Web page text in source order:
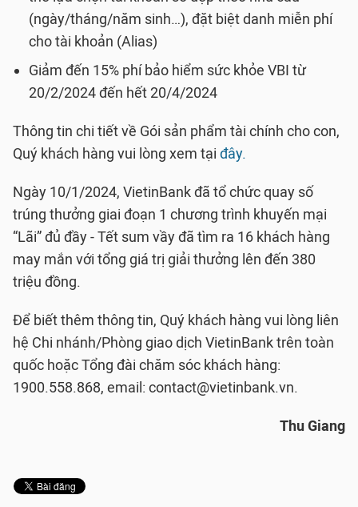
(ngày/tháng/năm sinh…), đặt biệt danh miễn phí
cho tài khoản (Alias)
Giảm đến 15% phí bảo hiểm sức khỏe VBI từ
20/2/2024 đến hết 20/4/2024
Thông tin chi tiết về Gói sản phẩm tài chính cho con,
Quý khách hàng vui lòng xem tại đây.
Ngày 10/1/2024, VietinBank đã tổ chức quay số
trúng thưởng giai đoạn 1 chương trình khuyến mại
“Lãi” đủ đầy - Tết sum vầy đã tìm ra 16 khách hàng
may mắn với tổng giá trị giải thưởng lên đến 380
triệu đồng.
Để biết thêm thông tin, Quý khách hàng vui lòng liên
hệ Chi nhánh/Phòng giao dịch VietinBank trên toàn
quốc hoặc Tổng đài chăm sóc khách hàng:
1900.558.868, email: contact@vietinbank.vn.
Thu Giang